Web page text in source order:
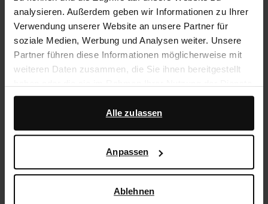
analysieren. Außerdem geben wir Informationen zu Ihrer
Verwendung unserer Website an unsere Partner für
soziale Medien, Werbung und Analysen weiter. Unsere
Partner führen diese Informationen möglicherweise mit
weiteren Daten zusammen, die Sie ihnen bereitgestellt
gesammelt haben.
Darüber hinaus arbeiten wir mit Google zu Werbe- und
darüber, wie Google Ihre personenbezogenen Daten
verwendet, finden Sie auf derSeite zur geschäftlichen
Alle zulassen
Anpassen
Ablehnen
Produktdetails
Lieferung & Rücksendung
Was andere kauften